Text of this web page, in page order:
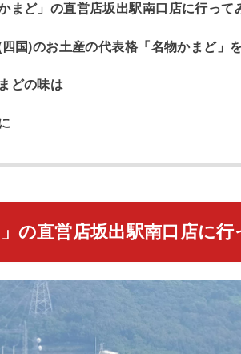
まど」の直営店坂出駅南口店に行って
国)のお土産の代表格「名物かまど」
どの味は
」の直営店坂出駅南口店に行